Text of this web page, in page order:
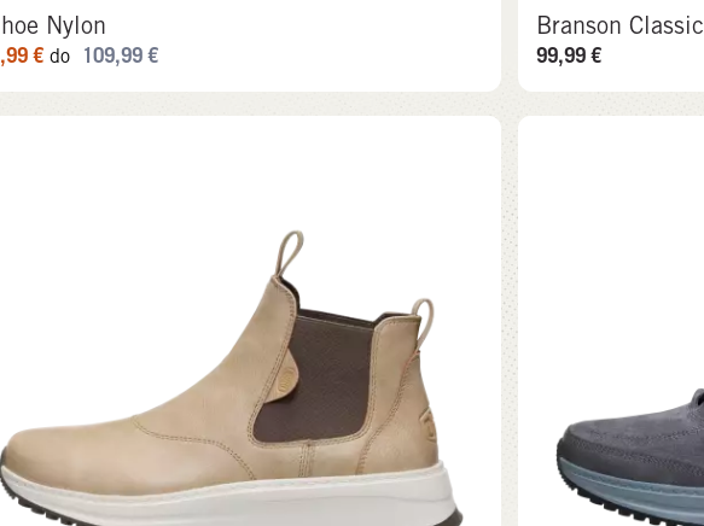
Nylon
€ do 109,99€
Branson Classic
99,99€